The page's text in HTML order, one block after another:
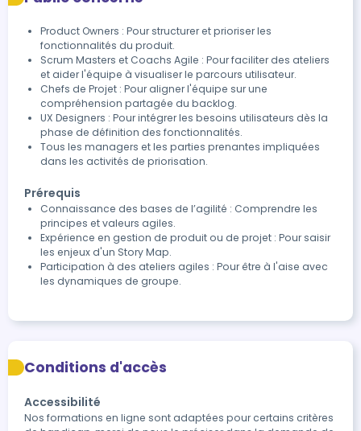
Product Owners : Pour structurer et prioriser les
fonctionnalités du produit.
Scrum Masters et Coachs Agile : Pour faciliter des ateliers
et aider l'équipe à visualiser le parcours utilisateur.
Chefs de Projet : Pour aligner l'équipe sur une
compréhension partagée du backlog.
UX Designers : Pour intégrer les besoins utilisateurs dès la
phase de définition des fonctionnalités.
Tous les managers et les parties prenantes impliquées
dans les activités de priorisation.
Prérequis
Connaissance des bases de l’agilité : Comprendre les
principes et valeurs agiles.
Expérience en gestion de produit ou de projet : Pour saisir
les enjeux d'un Story Map.
Participation à des ateliers agiles : Pour être à l'aise avec
les dynamiques de groupe.
Conditions d'accès
Accessibilité
Nos formations en ligne sont adaptées pour certains critères